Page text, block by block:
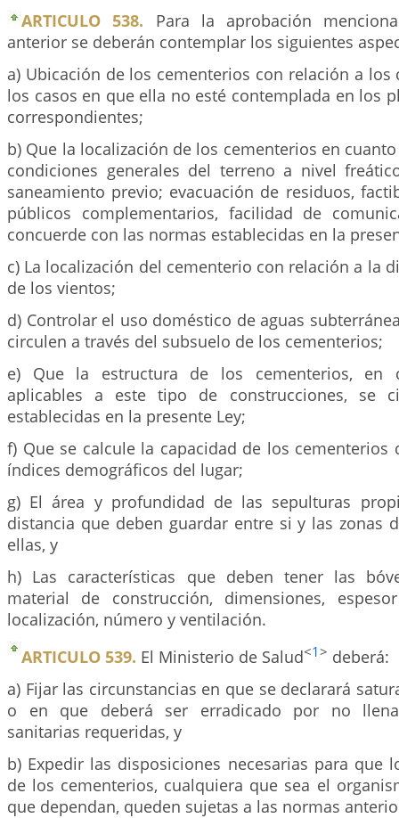
ARTICULO 538. Para la aprobación
anterior se deberán contemplar los siguientes
a) Ubicación de los cementerios con relación a los
los casos en que ella no esté contemplada en los
correspondientes;
b) Que la localización de los cementerios en
condiciones generales del terreno a nivel
saneamiento previo; evacuación de residuos,
públicos complementarios, facilidad de
concuerde con las normas establecidas en la
c) La localización del cementerio con relación a la
de los vientos;
d) Controlar el uso doméstico de aguas
circulen a través del subsuelo de los cementerios;
e) Que la estructura de los cementerios, en
aplicables a este tipo de construcciones, se
establecidas en la presente Ley;
f) Que se calcule la capacidad de los cementerios
índices demográficos del lugar;
g) El área y profundidad de las sepulturas
distancia que deben guardar entre si y las zonas
ellas, y
h) Las características que deben tener las
material de construcción, dimensiones,
localización, número y ventilación.
ARTICULO 539. El Ministerio de Salud<1> deberá:
a) Fijar las circunstancias en que se declarará
o en que deberá ser erradicado por no
sanitarias requeridas, y
b) Expedir las disposiciones necesarias para que
de los cementerios, cualquiera que sea el
que dependan, queden sujetas a las normas